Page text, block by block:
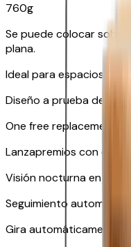
760g
Se puede colocar
plana.
Ideal para espacios
Diseño a prueba de
One free replacement
Lanzapremios con
Visión nocturna en color
Seguimiento automático
Gira automáticamente y